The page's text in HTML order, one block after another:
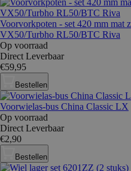
Voorvorkpoten - set 420 mm
VX50/Turbho RL50/BTC Riva
Op voorraad
Direct Leverbaar
€59,95
Bestellen
Voorwielas-bus China Classic LX
Op voorraad
Direct Leverbaar
€2,90
Bestellen